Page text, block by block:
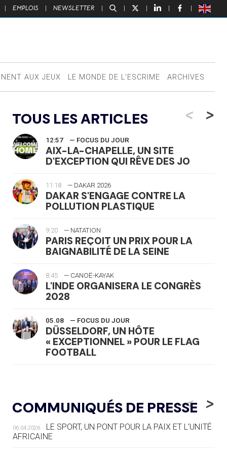
| EMPLOIS | NEWSLETTER | | | | |
AUX JEUX LE MONDE DE L’ESCRIME ARCHIVES
TOUS LES ARTICLES <
12:57 — FOCUS DU JOUR
AIX-LA-CHAPELLE, UN SITE
D'EXCEPTION QUI RÊVE DES JO
11:18 — DAKAR 2026
DAKAR S'ENGAGE CONTRE LA
POLLUTION PLASTIQUE
9:20 — NATATION
PARIS REÇOIT UN PRIX POUR LA
BAIGNABILITÉ DE LA SEINE
8:45 — CANOË-KAYAK
L'INDE ORGANISERA LE CONGRÈS
2028
05.08 — FOCUS DU JOUR
DÜSSELDORF, UN HÔTE
« EXCEPTIONNEL » POUR LE FLAG
FOOTBALL
LE RÊVE DE VOIR LA LUGE ALPINE
AUX JO « N'EST PAS FINI »
05.08 — TIR À L'ARC
DES MONDIAUX À BRISBANE SUR LA
>
COMMUNIQUÉS DE PRESSE
<
06.04.2026
LE SPORT, UN PONT POUR LA PAIX ET L’UNITÉ
AFRICAINE
>